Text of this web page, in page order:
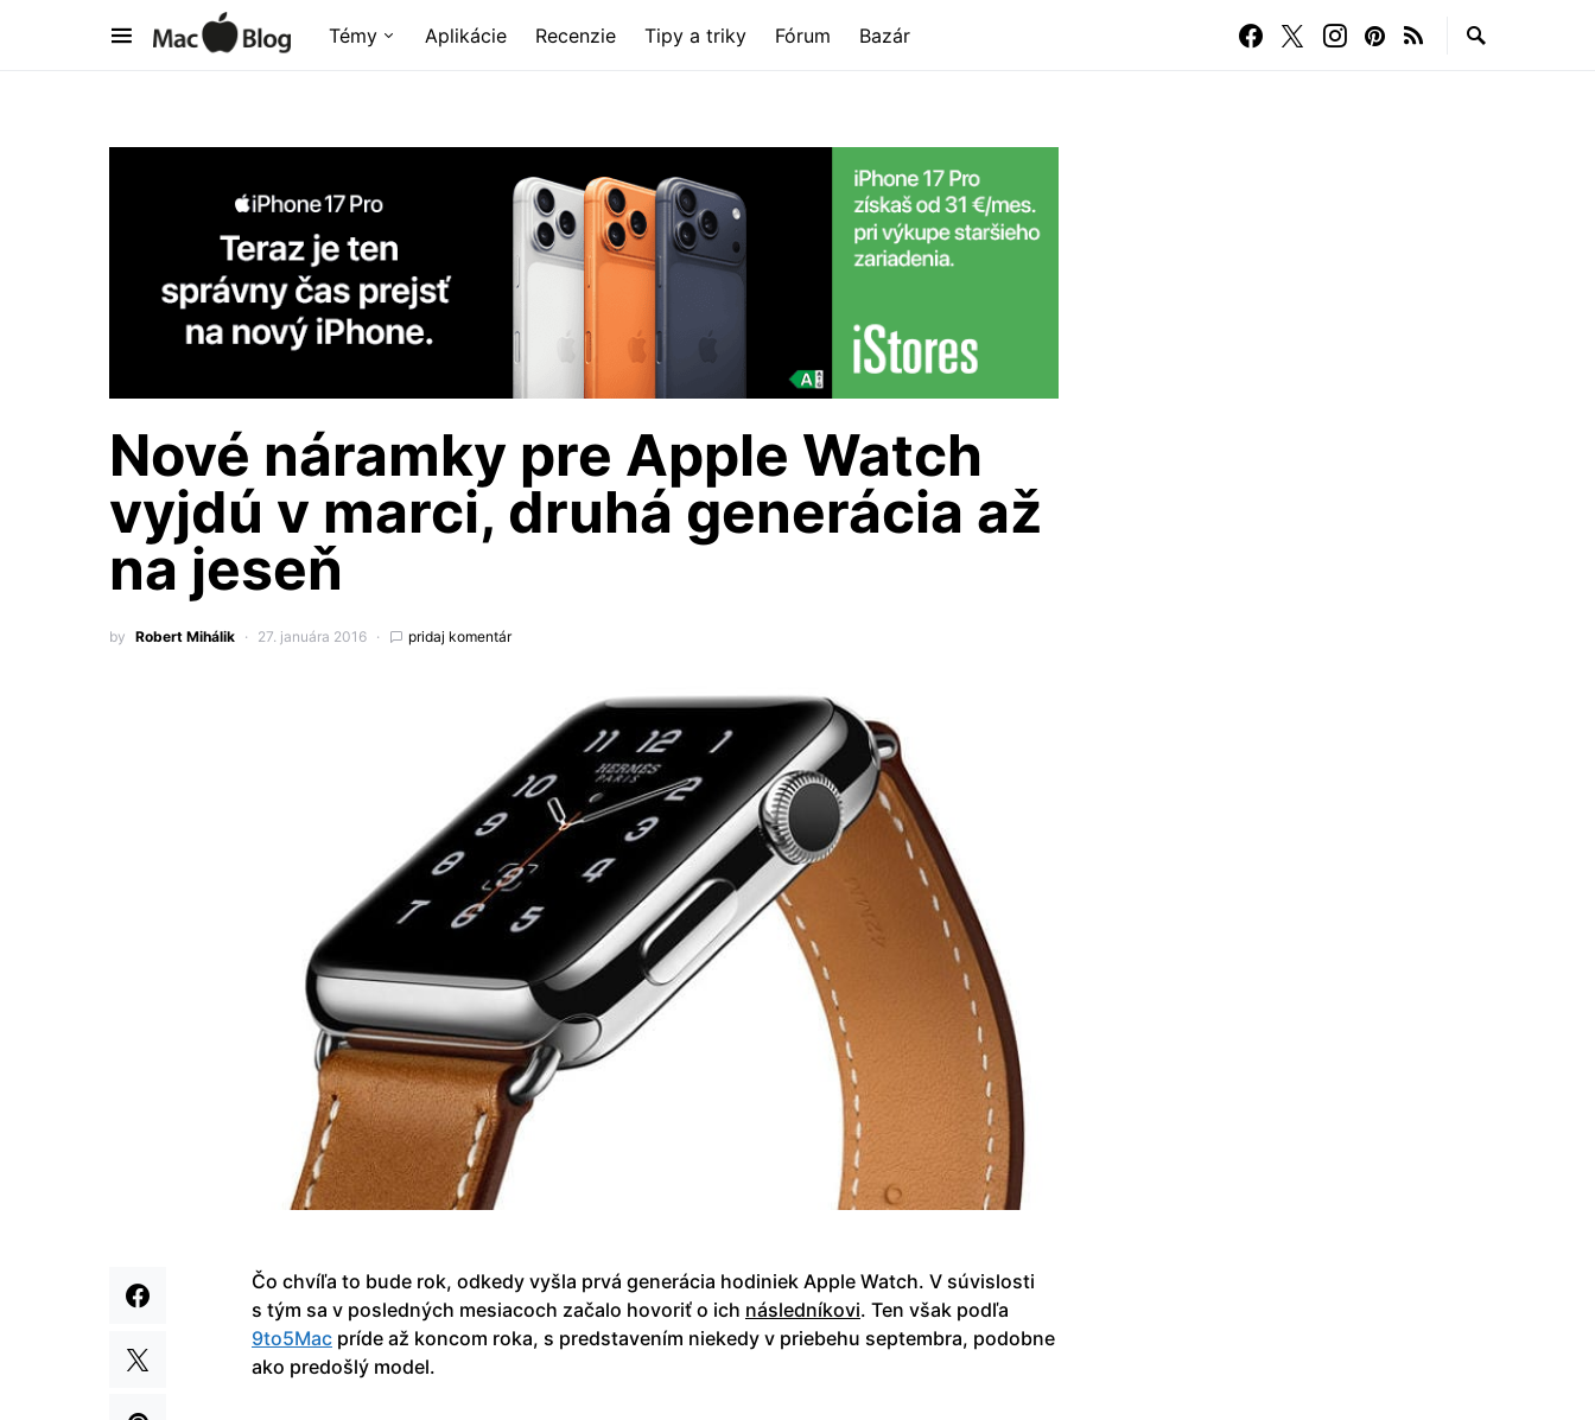
Témy Aplikácie Recenzie Tipy a triky Fórum Bazár
Nové náramky pre Apple Watch
vyjdú v marci, druhá generácia až
na jeseň
by Robert Mihálik 27. januára 2016 pridaj komentár
Čo chvíľa to bude rok, odkedy vyšla prvá generácia hodiniek Apple Watch. V súvislosti
s tým sa v posledných mesiacoch začalo hovoriť o ich následníkovi. Ten však podľa
9to5Mac príde až koncom roka, s predstavením niekedy v priebehu septembra, podobne
ako predošlý model.